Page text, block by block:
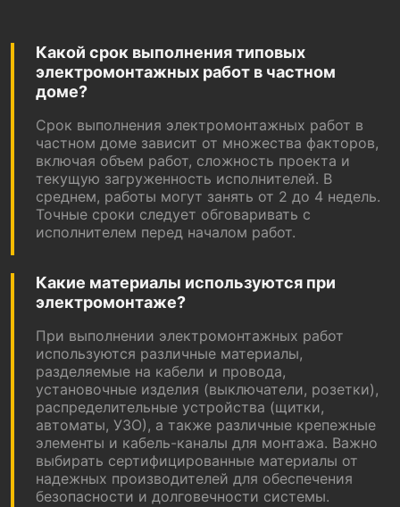
Какой срок выполнения типовых
электромонтажных работ в частном
доме?
Срок выполнения электромонтажных работ в
частном доме зависит от множества факторов,
включая объем работ, сложность проекта и
текущую загруженность исполнителей. В
среднем, работы могут занять от 2 до 4 недель.
Точные сроки следует обговаривать с
исполнителем перед началом работ.
Какие материалы используются при
электромонтаже?
При выполнении электромонтажных работ
используются различные материалы,
разделяемые на кабели и провода,
установочные изделия (выключатели, розетки),
распределительные устройства (щитки,
автоматы, УЗО), а также различные крепежные
элементы и кабель-каналы для монтажа. Важно
выбирать сертифицированные материалы от
надежных производителей для обеспечения
безопасности и долговечности системы.